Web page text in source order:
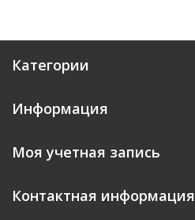
Категории
Информация
Моя учетная запись
Контактная информация